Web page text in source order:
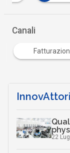
Canali
InnovAttori
22